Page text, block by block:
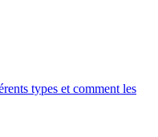
types et comment les